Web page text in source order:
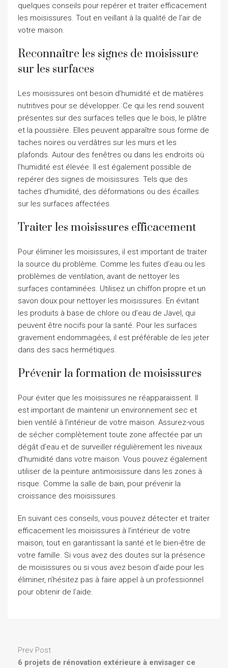
quelques conseils pour repérer et traiter efficacement
les moisissures. Tout en veillant à la qualité de l’air de
votre maison.
Reconnaître les signes de moisissure
sur les surfaces
Les moisissures ont besoin d’humidité et de matières
nutritives pour se développer. Ce qui les rend souvent
présentes sur des surfaces telles que le bois, le plâtre
et la poussière. Elles peuvent apparaître sous forme de
taches noires ou verdâtres sur les murs et les
plafonds. Autour des fenêtres ou dans les endroits où
l’humidité est élevée. Il est également possible de
repérer des signes de moisissures. Tels que des
taches d’humidité, des déformations ou des écailles
sur les surfaces affectées.
Traiter les moisissures efficacement
Pour éliminer les moisissures, il est important de traiter
la source du problème. Comme les fuites d’eau ou les
problèmes de ventilation, avant de nettoyer les
surfaces contaminées. Utilisez un chiffon propre et un
savon doux pour nettoyer les moisissures. En évitant
les produits à base de chlore ou d’eau de Javel, qui
peuvent être nocifs pour la santé. Pour les surfaces
gravement endommagées, il est préférable de les jeter
dans des sacs hermétiques.
Prévenir la formation de moisissures
Pour éviter que les moisissures ne réapparaissent. Il
est important de maintenir un environnement sec et
bien ventilé à l’intérieur de votre maison. Assurez-vous
de sécher complètement toute zone affectée par un
dégât d’eau et de surveiller régulièrement les niveaux
d’humidité dans votre maison. Vous pouvez également
utiliser de la peinture antimoisissure dans les zones à
risque. Comme la salle de bain, pour prévenir la
croissance des moisissures.
En suivant ces conseils, vous pouvez détecter et traiter
efficacement les moisissures à l’intérieur de votre
maison, tout en garantissant la santé et le bien-être de
votre famille. Si vous avez des doutes sur la présence
de moisissures ou si vous avez besoin d’aide pour les
éliminer, n’hésitez pas à faire appel à un professionnel
pour obtenir de l’aide.
Prev Post
6 projets de rénovation extérieure à envisager ce